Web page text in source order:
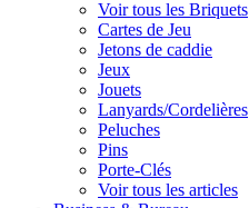
Voir tous les Briquets
Cartes de Jeu
Jetons de caddie
Jeux
Jouets
Lanyards/Cordelières
Peluches
Pins
Porte-Clés
Voir tous les articles